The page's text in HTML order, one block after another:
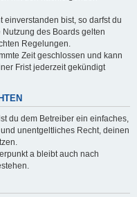
bist, so darfst du
des Boards gelten
Regelungen.
Zeit geschlossen und kann
Frist jederzeit gekündigt
du dem Betreiber ein einfaches,
unentgeltliches Recht, deinen
a bleibt auch nach